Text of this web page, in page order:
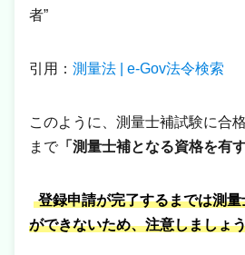
者”
引用： 測量法 | e-Gov法令検索
このように、測量士補試験に合
まで「測量士補となる資格を有す
登録申請が完了するまでは測
ができないため、注意しましょ